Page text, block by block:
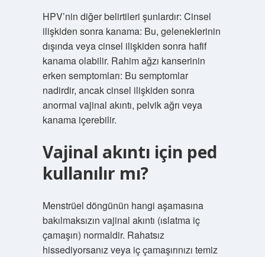
HPV’nin diğer belirtileri şunlardır: Cinsel
ilişkiden sonra kanama: Bu, geleneklerinin
dışında veya cinsel ilişkiden sonra hafif
kanama olabilir. Rahim ağzı kanserinin
erken semptomları: Bu semptomlar
nadirdir, ancak cinsel ilişkiden sonra
anormal vajinal akıntı, pelvik ağrı veya
kanama içerebilir.
Vajinal akıntı için ped
kullanılır mı?
Menstrüel döngünün hangi aşamasına
bakılmaksızın vajinal akıntı (ıslatma iç
çamaşırı) normaldir. Rahatsız
hissediyorsanız veya iç çamaşırınızı temiz